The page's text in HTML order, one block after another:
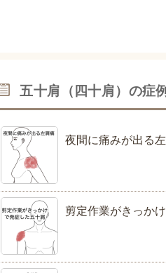
五十肩（四十肩）の症
夜間に痛みが出る
剪定作業がきっか